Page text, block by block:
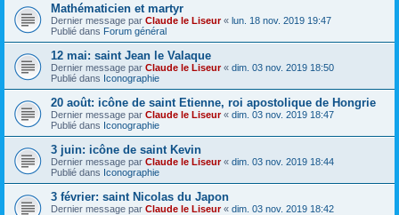
Mathématicien et martyr
Dernier message par Claude le Liseur« lun. 18 nov. 2019 19:47
Publié dans Forum général
12 mai: saint Jean le Valaque
Dernier message par Claude le Liseur« dim. 03 nov. 2019 18:50
Publié dans Iconographie
20 août: icône de saint Etienne, roi apostolique de Hongrie
Dernier message par Claude le Liseur« dim. 03 nov. 2019 18:47
Publié dans Iconographie
3 juin: icône de saint Kevin
Dernier message par Claude le Liseur« dim. 03 nov. 2019 18:44
Publié dans Iconographie
3 février: saint Nicolas du Japon
Dernier message par Claude le Liseur« dim. 03 nov. 2019 18:42